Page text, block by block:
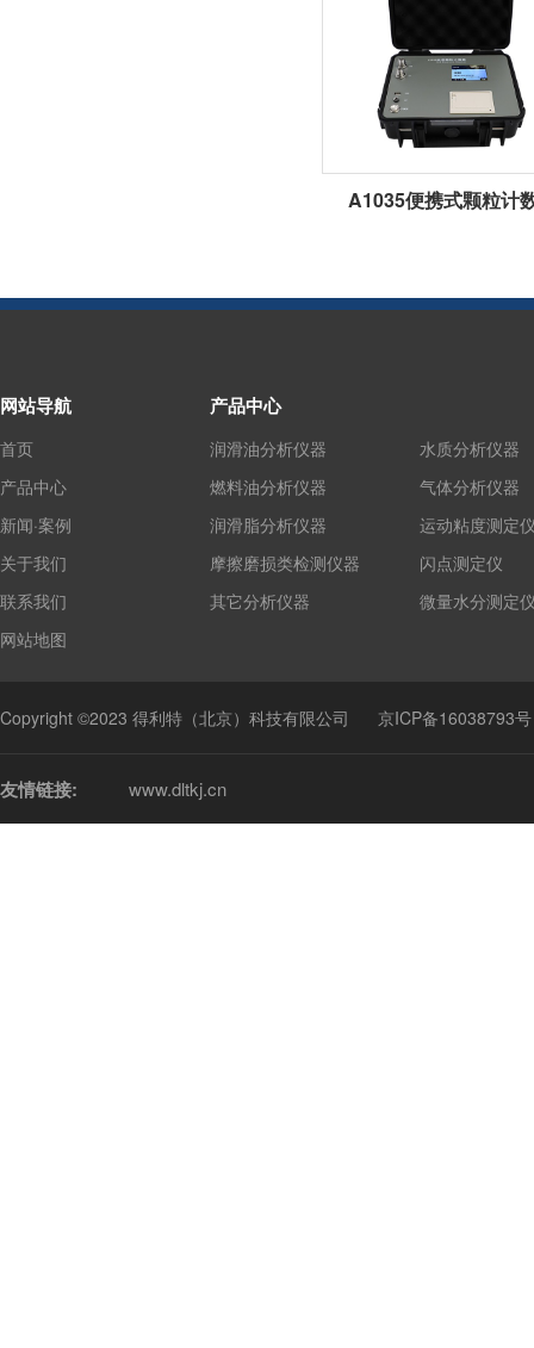
A1035便携式颗粒计
网站导航
首页
产品中心
新闻·案例
关于我们
联系我们
网站地图
产品中心
润滑油分析仪器
燃料油分析仪器
润滑脂分析仪器
摩擦磨损类检测仪器
其它分析仪器
水质分析仪器
气体分析仪器
运动粘度测定
闪点测定仪
微量水分测定
Copyright ©2023 得利特（北京）科技有限公司 京ICP备16038793号
友情链接: www.dltkj.cn